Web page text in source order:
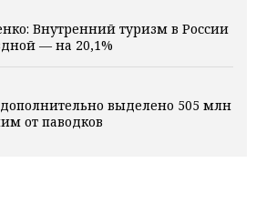
Внутренний туризм в России
— на 20,1%
выделено 505 млн
от паводков